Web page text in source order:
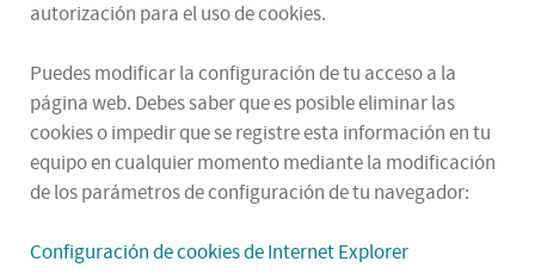
autorización para el uso de cookies.
Puedes modificar la configuración de tu acceso a la
página web. Debes saber que es posible eliminar las
cookies o impedir que se registre esta información en tu
equipo en cualquier momento mediante la modificación
de los parámetros de configuración de tu navegador:
Configuración de cookies de Internet Explorer